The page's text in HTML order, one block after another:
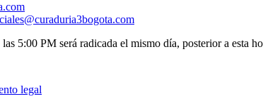
5:00 PM será radicada el mismo día, posterior a esta
legal